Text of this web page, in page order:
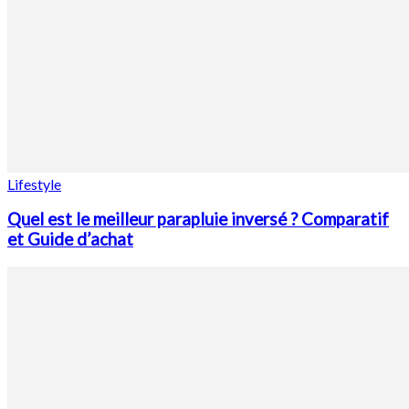
Lifestyle
Quel est le meilleur parapluie inversé ? Comparatif
et Guide d’achat